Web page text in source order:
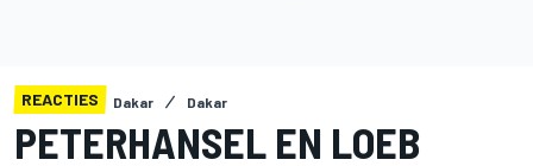
REACTIES Dakar Dakar
PETERHANSEL EN LOEB